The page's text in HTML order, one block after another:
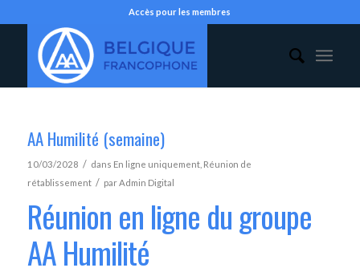
Accès pour les membres
AA Humilité (semaine)
10/03/2028 / dans En ligne uniquement, Réunion de
rétablissement / parAdmin Digital
Réunion en ligne du groupe
AA Humilité